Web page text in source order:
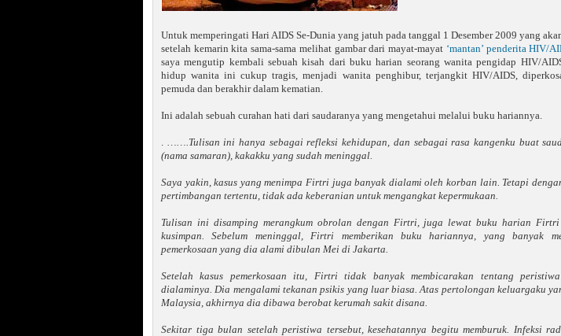
Untuk memperingati Hari AIDS Se-Dunia yang jatuh pada tanggal 1 Desember 2009 yang
setelah kemarin kita sama-sama melihat gambar dari mayat-mayat ‘mantan’ penderita HIV/
saya mengutip kembali sebuah kisah dari buku harian seorang wanita pengidap HIV/
hidup wanita ini cukup tragis, menjadi wanita penghibur, terjangkit HIV/AIDS,
pemuda dan berakhir dalam kematian.
Ini adalah sebuah curahan hati dari saudaranya yang mengetahui melalui buku hariannya.
. …….Tulisan ini hanya sebagai refleksi kehidupan, dan sebagai rasa kangenku buat
(nama samaran), kakakku yang sudah meninggal.
Saya yakin, kasus yang menimpa Firtri juga banyak dialami oleh korban lain. Tetapi
pertimbangan tertentu, tidak ada keberanian untuk mengangkat kepermukaan.
Tulisan ini disamping merangkum obrolan dengan Firtri, juga lewat buku harian Firtri
kusimpan. Sebelum meninggal, Firtri memberikan buku hariannya, yang banyak
pemerkosaan yang dia alami dibulan Mei di Jakarta.
Setelah kasus pemerkosaan itu, Firtri tidak banyak membicarakan tentang
dialaminya. Dia mengalami tekanan psikis yang luar biasa. Atas pertolongan keluargaku
Malaysia, akhirnya dia dibawa berobat kerumah sakit disana.
Sekitar tiga bulan setelah peristiwa tersebut, kesehatannya begitu memburuk. Infeksi